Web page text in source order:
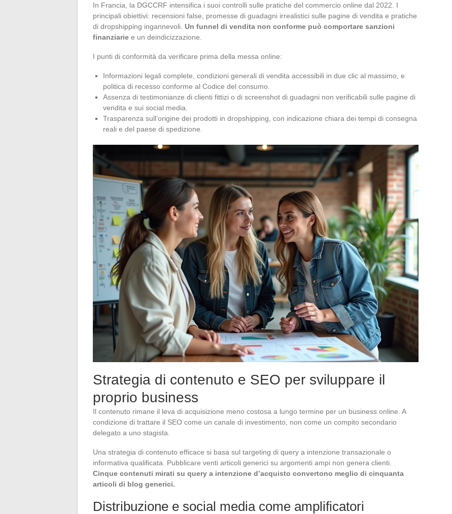
In Francia, la DGCCRF intensifica i suoi controlli sulle pratiche del commercio online dal 2022. I
principali obiettivi: recensioni false, promesse di guadagni irrealistici sulle pagine di vendita e pratiche
di dropshipping ingannevoli. Un funnel di vendita non conforme può comportare sanzioni
finanziarie e un deindicizzazione.
I punti di conformità da verificare prima della messa online:
Informazioni legali complete, condizioni generali di vendita accessibili in due clic al massimo, e
politica di recesso conforme al Codice del consumo.
Assenza di testimonianze di clienti fittizi o di screenshot di guadagni non verificabili sulle pagine di
vendita e sui social media.
Trasparenza sull’origine dei prodotti in dropshipping, con indicazione chiara dei tempi di consegna
reali e del paese di spedizione.
Strategia di contenuto e SEO per sviluppare il
proprio business
Il contenuto rimane il leva di acquisizione meno costosa a lungo termine per un business online. A
condizione di trattare il SEO come un canale di investimento, non come un compito secondario
delegato a uno stagista.
Una strategia di contenuto efficace si basa sul targeting di query a intenzione transazionale o
informativa qualificata. Pubblicare venti articoli generici su argomenti ampi non genera clienti.
Cinque contenuti mirati su query a intenzione d’acquisto convertono meglio di cinquanta
articoli di blog generici.
Distribuzione e social media come amplificatori